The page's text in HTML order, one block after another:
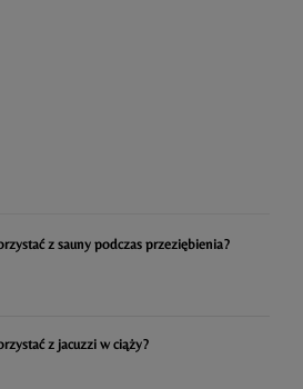
z sauny podczas przeziębienia?
z jacuzzi w ciąży?